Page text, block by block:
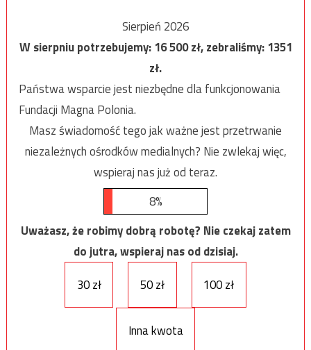
Sierpień 2026
W sierpniu potrzebujemy:16 500zł, zebraliśmy:1351
zł.
Państwa wsparcie jest niezbędne dla funkcjonowania
Fundacji Magna Polonia.
Masz świadomość tego jak ważne jest przetrwanie
niezależnych ośrodków medialnych? Nie zwlekaj więc,
wspieraj nas już od teraz.
8%
Uważasz, że robimy dobrą robotę? Nie czekaj zatem
do jutra, wspieraj nas od dzisiaj.
30 zł
50 zł 100 zł
Inna kwota